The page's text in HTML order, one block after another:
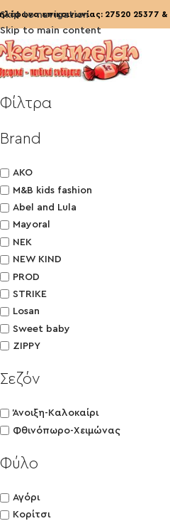
Skip to navigation
Skip to main content
επικοινωνίας: 27520 25377 &
Φίλτρα
Brand
AKO
M&B kids fashion
Abel and Lula
Mayoral
NEK
NEW KIND
PROD
STRIKE
Losan
Sweet baby
ZIPPY
Σεζόν
Άνοιξη-Καλοκαίρι
Φθινόπωρο-Χειμώνας
Φύλο
Αγόρι
Κορίτσι